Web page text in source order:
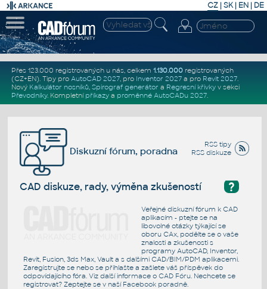
CZ | SK| EN | DE
Přes 123.000 registrovaných u nás, celkem 1.130.000registrovaných
(CZ+EN). Tipy pro AutoCAD 2027, pro Inventor 2027a pro Revit 2027.
Nový Kalkulátor nosníků, Spirograf generátor a Regresní křivkyv sekci
Převodníky. Kompletní příkazya proměnné AutoCADu 2027.
RSS tipy
RSS diskuze
Diskuzní fórum, poradna
?
CAD diskuze, rady, výměna zkušeností
Veřejné diskuzní fórum k CAD
aplikacím - ptejte se na
libovolné otázky týkající se
oboru CAx, podělte se o vaše
znalosti a zkušenosti s
programy AutoCAD, Inventor,
Revit, Fusion, 3ds Max, Vault a s dalšími CAD/BIM/PDM aplikacemi.
Zaregistrujte se nebo se přihlašte a zašlete váš příspěvek do
odpovídajícího fóra. Viz další informace o CAD Fóru. Nechcete se
registrovat? Zeptejte se v naší Facebook poradně.